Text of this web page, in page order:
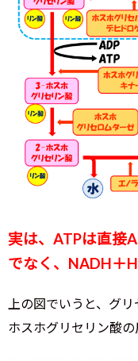
実は、ATPは直接
でなく、NADH＋
上の図でいうと、グ
ホスホグリセリン酸の